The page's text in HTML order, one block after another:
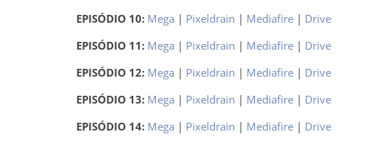
EPISÓDIO 10: Mega | Pixeldrain | Mediafire| Drive
EPISÓDIO 11: Mega | Pixeldrain | Mediafire| Drive
EPISÓDIO 12: Mega | Pixeldrain | Mediafire| Drive
EPISÓDIO 13: Mega | Pixeldrain | Mediafire| Drive
EPISÓDIO 14: Mega | Pixeldrain | Mediafire| Drive